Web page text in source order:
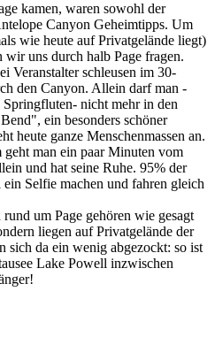
kamen, waren sowohl der
Canyon Geheimtipps. Um
wie heute auf Privatgelände liegt)
wir uns durch halb Page fragen.
Veranstalter schleusen im 30-
den Canyon. Allein darf man -
nicht mehr in den
ein besonders schöner
heute ganze Menschenmassen an.
man ein paar Minuten vom
und hat seine Ruhe. 95% der
Selfie machen und fahren gleich
um Page gehören wie gesagt
liegen auf Privatgelände der
sich da ein wenig abgezockt: so ist
Lake Powell inzwischen